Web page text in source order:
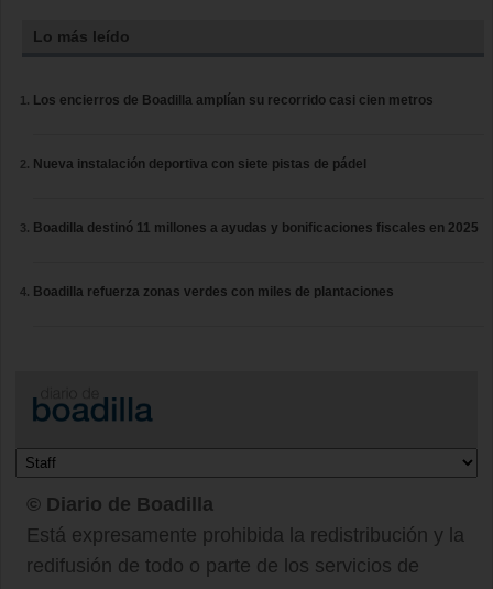
Lo más leído
Los encierros de Boadilla amplían su recorrido casi cien metros
Nueva instalación deportiva con siete pistas de pádel
Boadilla destinó 11 millones a ayudas y bonificaciones fiscales en 2025
Boadilla refuerza zonas verdes con miles de plantaciones
© Diario de Boadilla
Está expresamente prohibida la redistribución y la
redifusión de todo o parte de los servicios de